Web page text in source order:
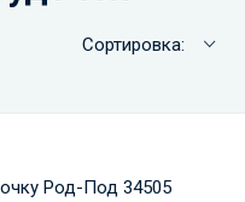
Сортировка:
Род-Под 34505